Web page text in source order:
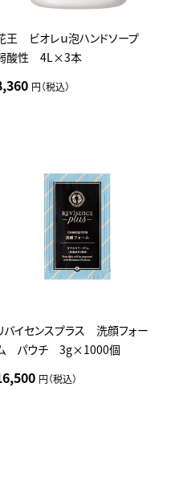
王 ビオレｕ泡ハンドソープ
酸性 4L×3本
円（税込）
バイセンスプラス 洗顔フォー
パウチ 3g×1000個
円（税込）